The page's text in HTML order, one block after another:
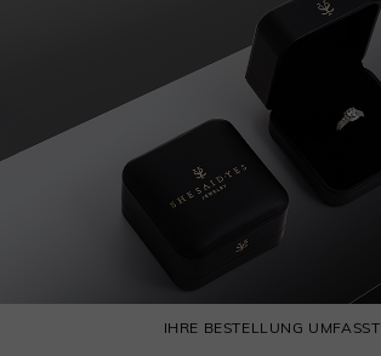
IHRE BESTELLUNG UMFASST